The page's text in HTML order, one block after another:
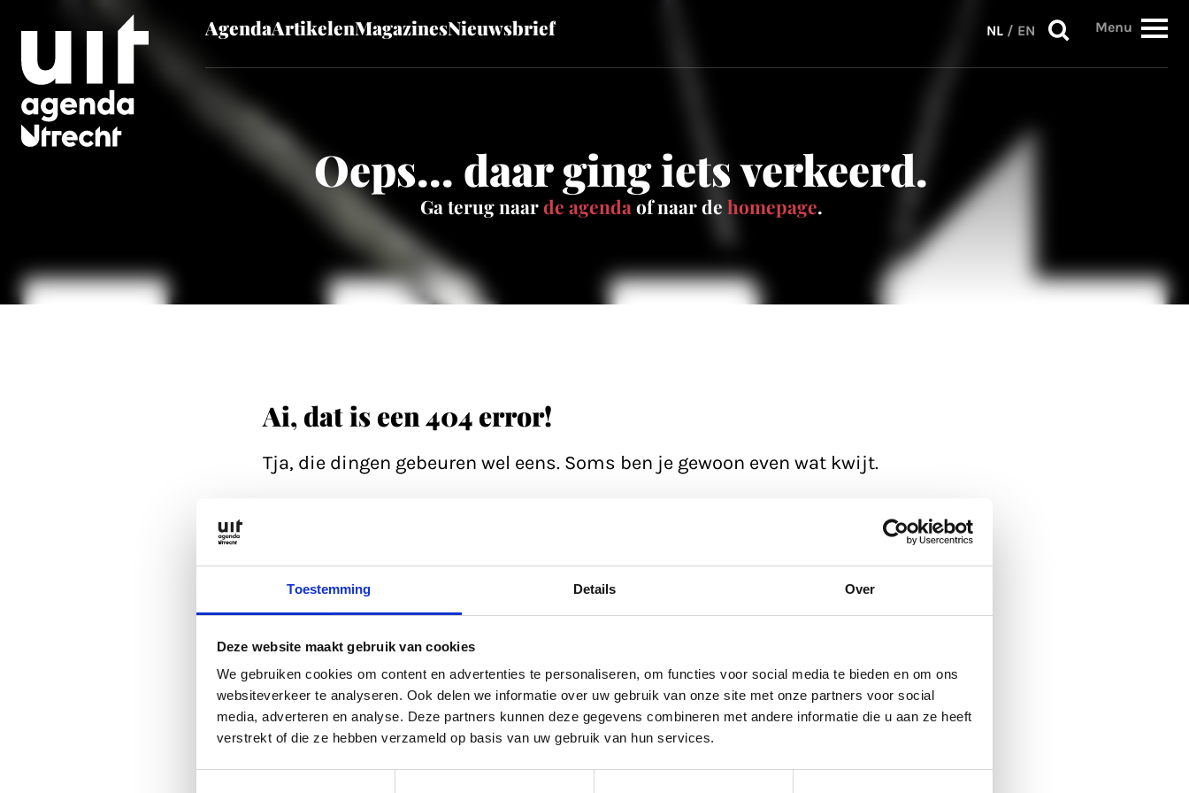
Toestemming Details Over
Deze website maakt gebruik van cookies
We gebruiken cookies om content en advertenties te personaliseren, om functies voor social media te bieden en om ons
websiteverkeer te analyseren. Ook delen we informatie over uw gebruik van onze site met onze partners voor social
media, adverteren en analyse. Deze partners kunnen deze gegevens combineren met andere informatie die u aan ze heeft
verstrekt of die ze hebben verzameld op basis van uw gebruik van hun services.
Skip to main content AgendaArtikelenMagazinesNieuwsbrief NL / EN Menu
Oeps... daar ging iets verkeerd.
Ga terug naarde agenda of naar de homepage.
Ai, dat is een 404 error!
Tja, die dingen gebeuren wel eens. Soms ben je gewoon even wat kwijt.
is altijd wel goed gevuld.
Of lees een artikel uit ons archief.
Anders kan je altijd terug naar dehomepage.